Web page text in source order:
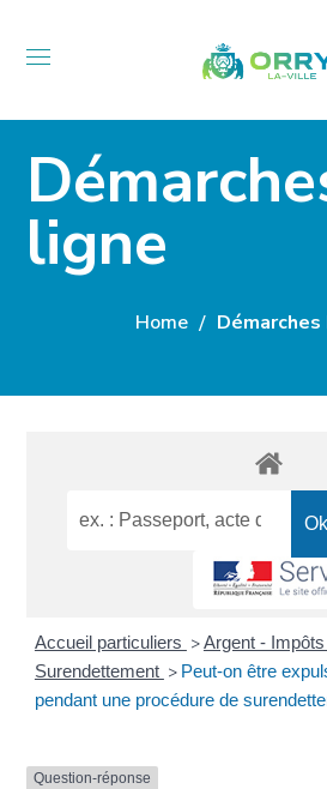
ligne
Home Démarches
Accueil particuliers >Argent -
Surendettement > Peut-on être
pendant une procédure de
Question-réponse